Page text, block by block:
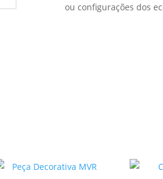
ou configurações dos